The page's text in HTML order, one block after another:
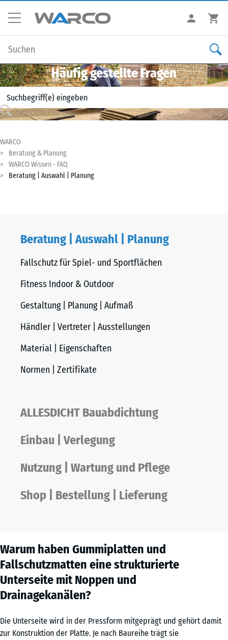
Häufig gestellte Fragen
WARCO
Beratung & Planung
WARCO Wissen - FAQ
Beratung | Auswahl | Planung
Beratung | Auswahl | Planung
Fallschutz für Spiel- und Sportflächen
Fitness Indoor & Outdoor
Gestaltung | Planung | Aufmaß
Händler | Vertreter | Ausstellungen
Material | Eigenschaften
Normen | Zertifikate
ALLESDICHT Bauabdichtung
Einbau | Verlegung
Nutzung | Wartung und Pflege
Shop | Bestellung | Lieferung
Warum haben Gummiplatten und
Fallschutzmatten eine strukturierte
Unterseite mit Noppen und
Drainagekanälen?
Die Unterseite wird in der Pressform mitgeprägt und gehört damit
zur Konstruktion der Platte. Je nach Baureihe trägt sie